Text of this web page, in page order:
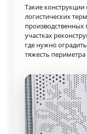
Такие
логистических
участках
где нужно
тяжесть